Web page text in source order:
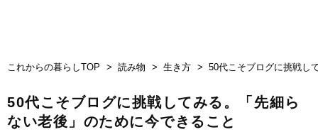
これからの暮らしTOP 読み物 生き方 50代こそブログに挑戦し
50代こそブログに挑戦してみる。「先細ら
ない老後」のために今できること